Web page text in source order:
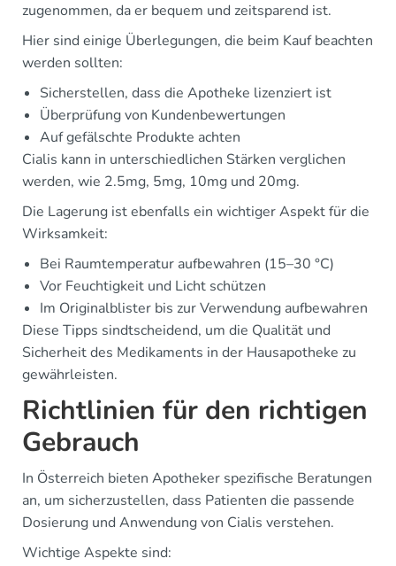
zugenommen, da er bequem und zeitsparend ist.
Hier sind einige Überlegungen, die beim Kauf beachten
werden sollten:
Sicherstellen, dass die Apotheke lizenziert ist
Überprüfung von Kundenbewertungen
Auf gefälschte Produkte achten
Cialis kann in unterschiedlichen Stärken verglichen
werden, wie 2.5mg, 5mg, 10mg und 20mg.
Die Lagerung ist ebenfalls ein wichtiger Aspekt für die
Wirksamkeit:
Bei Raumtemperatur aufbewahren (15–30 °C)
Vor Feuchtigkeit und Licht schützen
Im Originalblister bis zur Verwendung aufbewahren
Diese Tipps sindtscheidend, um die Qualität und
Sicherheit des Medikaments in der Hausapotheke zu
gewährleisten.
Richtlinien für den richtigen
Gebrauch
In Österreich bieten Apotheker spezifische Beratungen
an, um sicherzustellen, dass Patienten die passende
Dosierung und Anwendung von Cialis verstehen.
Wichtige Aspekte sind: